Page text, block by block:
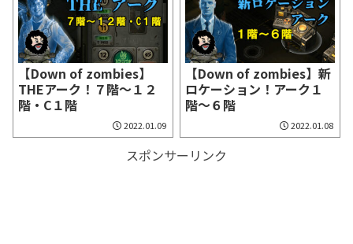
【Down of zombies】
THEアーク！７階～１２
階・C１階
2022.01.09
【Down of zombies】新
ロケーション！アーク１
階～６階
2022.01.08
スポンサーリンク